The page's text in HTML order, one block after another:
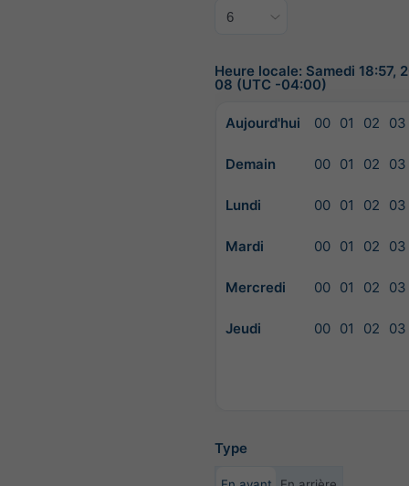
Heure locale: Samedi 18:57,
08 (UTC -04:00)
Aujourd'hui 00 01 02 03
Demain 00 01 02 03
Lundi 00 01 02 03
Mardi 00 01 02 03
Mercredi 00 01 02 03
Jeudi 00 01 02 03
Type